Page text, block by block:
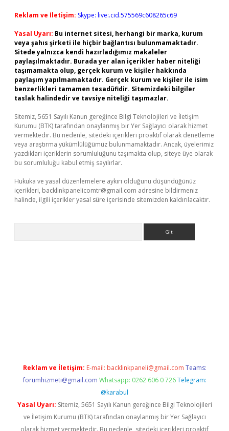
Reklam ve İletişim: Skype: live:.cid.575569c608265c69
Yasal Uyarı: Bu internet sitesi, herhangi bir marka, kurum
veya şahıs şirketi ile hiçbir bağlantısı bulunmamaktadır.
Sitede yalnızca kendi hazırladığımız makaleler
paylaşılmaktadır. Burada yer alan içerikler haber niteliği
taşımamakta olup, gerçek kurum ve kişiler hakkında
paylaşım yapılmamaktadır. Gerçek kurum ve kişiler ile isim
benzerlikleri tamamen tesadüfidir. Sitemizdeki bilgiler
taslak halindedir ve tavsiye niteliği taşımazlar.
Sitemiz, 5651 Sayılı Kanun gereğince Bilgi Teknolojileri ve İletişim
Kurumu (BTK) tarafından onaylanmış bir Yer Sağlayıcı olarak hizmet
vermektedir. Bu nedenle, sitedeki içerikleri proaktif olarak denetleme
veya araştırma yükümlülüğümüz bulunmamaktadır. Ancak, üyelerimiz
yazdıkları içeriklerin sorumluluğunu taşımakta olup, siteye üye olarak
bu sorumluluğu kabul etmiş sayılırlar.
Hukuka ve yasal düzenlemelere aykırı olduğunu düşündüğünüz
içerikleri, backlinkpanelicomtr@gmail.com adresine bildirmeniz
halinde, ilgili içerikler yasal süre içerisinde sitemizden kaldırılacaktır.
Reklam ve İletişim: E-mail: backlinkpaneli@gmail.com Teams:
forumhizmeti@gmail.com Whatsapp: 0262 606 0 726 Telegram:
@karabul
Yasal Uyarı: Sitemiz, 5651 Sayılı Kanun gereğince Bilgi Teknolojileri
ve İletişim Kurumu (BTK) tarafından onaylanmış bir Yer Sağlayıcı
olarak hizmet vermektedir. Bu nedenle, sitedeki içerikleri proaktif